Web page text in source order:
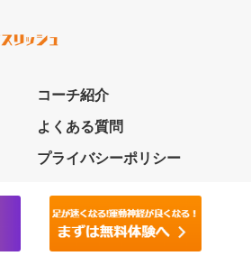
コーチ紹介
よくある質問
プライバシーポリシー